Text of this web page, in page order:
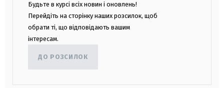
Будьте в курсі всіх новин і оновлень!
Перейдіть на сторінку наших розсилок, щоб
обрати ті, що відповідають вашим
інтересам.
ДО РОЗСИЛОК